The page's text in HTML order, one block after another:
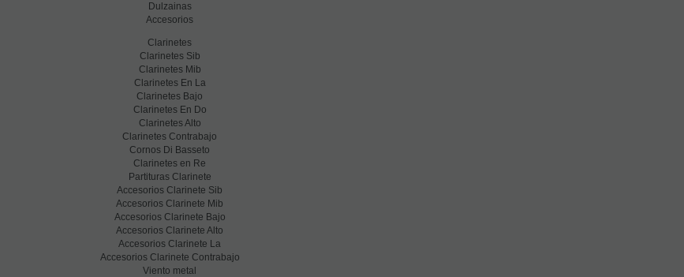
Dulzainas
Accesorios
Clarinetes
Clarinetes Sib
Clarinetes Mib
Clarinetes En La
Clarinetes Bajo
Clarinetes En Do
Clarinetes Alto
Clarinetes Contrabajo
Cornos Di Basseto
Clarinetes en Re
Partituras Clarinete
Accesorios Clarinete Sib
Accesorios Clarinete Mib
Accesorios Clarinete Bajo
Accesorios Clarinete Alto
Accesorios Clarinete La
Accesorios Clarinete Contrabajo
Viento metal